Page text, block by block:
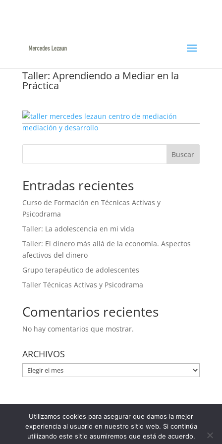
Taller: Aprendiendo a Mediar en la
Práctica
Buscar
Entradas recientes
Curso de Formación en Técnicas Activas y
Psicodrama
Taller: La adolescencia en mi vida
Taller: El dinero más allá de la economía. Aspectos
afectivos del dinero
Grupo terapéutico de adolescentes
Taller Técnicas Activas y Psicodrama
Comentarios recientes
No hay comentarios que mostrar.
ARCHIVOS
ARCHIVOS
Plaza Felisa Munárriz 2 - Entrepl. A 31005 Pamplona
(Navarra) 948 366 047 / 629 144 422
ml@mercedeslezaun.com|Aviso legal|Política de
Utilizamos cookies para asegurar que damos la mejor
experiencia al usuario en nuestro sitio web. Si continúa
utilizando este sitio asumiremos que está de acuerdo.